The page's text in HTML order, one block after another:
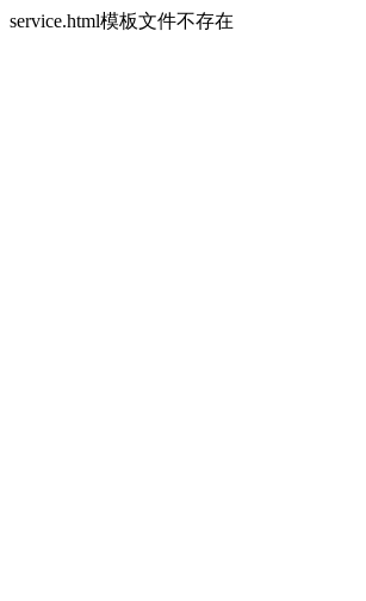
service.html模板文件不存在